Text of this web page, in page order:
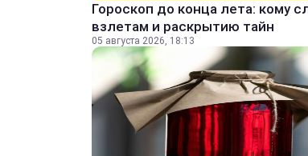
Гороскоп до конца лета: кому
взлетам и раскрытию тайн
05 августа 2026, 18:13